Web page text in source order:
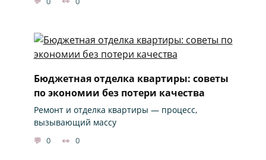
Бюджетная отделка квартиры: советы
по экономии без потери качества
Ремонт и отделка квартиры — процесс,
вызывающий массу
0 0